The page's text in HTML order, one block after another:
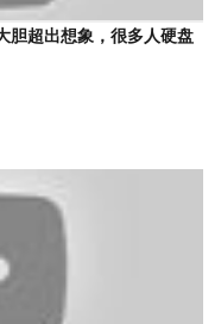
胆超出想象，很多人硬盘